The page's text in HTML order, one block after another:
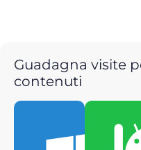
Guadagna visite
contenuti